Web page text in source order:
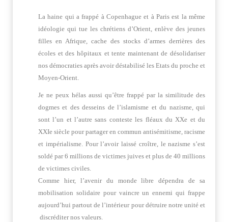
La haine qui a frappé à Copenhague et à Paris est la même
idéologie qui tue les chrétiens d’Orient, enlève des jeunes
filles en Afrique, cache des stocks d’armes derrières des
écoles et des hôpitaux et tente maintenant de désolidariser
nos démocraties après avoir déstabilisé les Etats du proche et
Moyen-Orient.
Je ne peux hélas aussi qu’être frappé par la similitude des
dogmes et des desseins de l’islamisme et du nazisme, qui
sont l’un et l’autre sans conteste les fléaux du XXe et du
XXIe siècle pour partager en commun antisémitisme, racisme
et impérialisme. Pour l’avoir laissé croître, le nazisme s’est
soldé par 6 millions de victimes juives et plus de 40 millions
de victimes civiles.
Comme hier, l’avenir du monde libre dépendra de sa
mobilisation solidaire pour vaincre un ennemi qui frappe
aujourd’hui partout de l’intérieur pour détruire notre unité et
discréditer nos valeurs.